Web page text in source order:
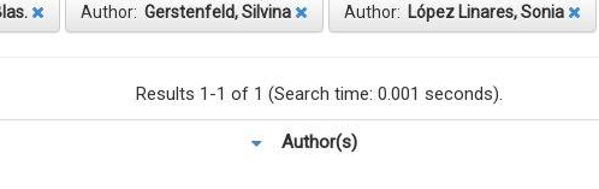
Author: Gerstenfeld, Silvina Author: López Linares, Sonia
Results 1-1 of 1 (Search time: 0.001 seconds).
Author(s)